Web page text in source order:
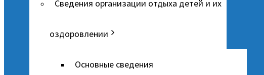
Сведения организации отдыха детей и их
оздоровлении
Основные сведения